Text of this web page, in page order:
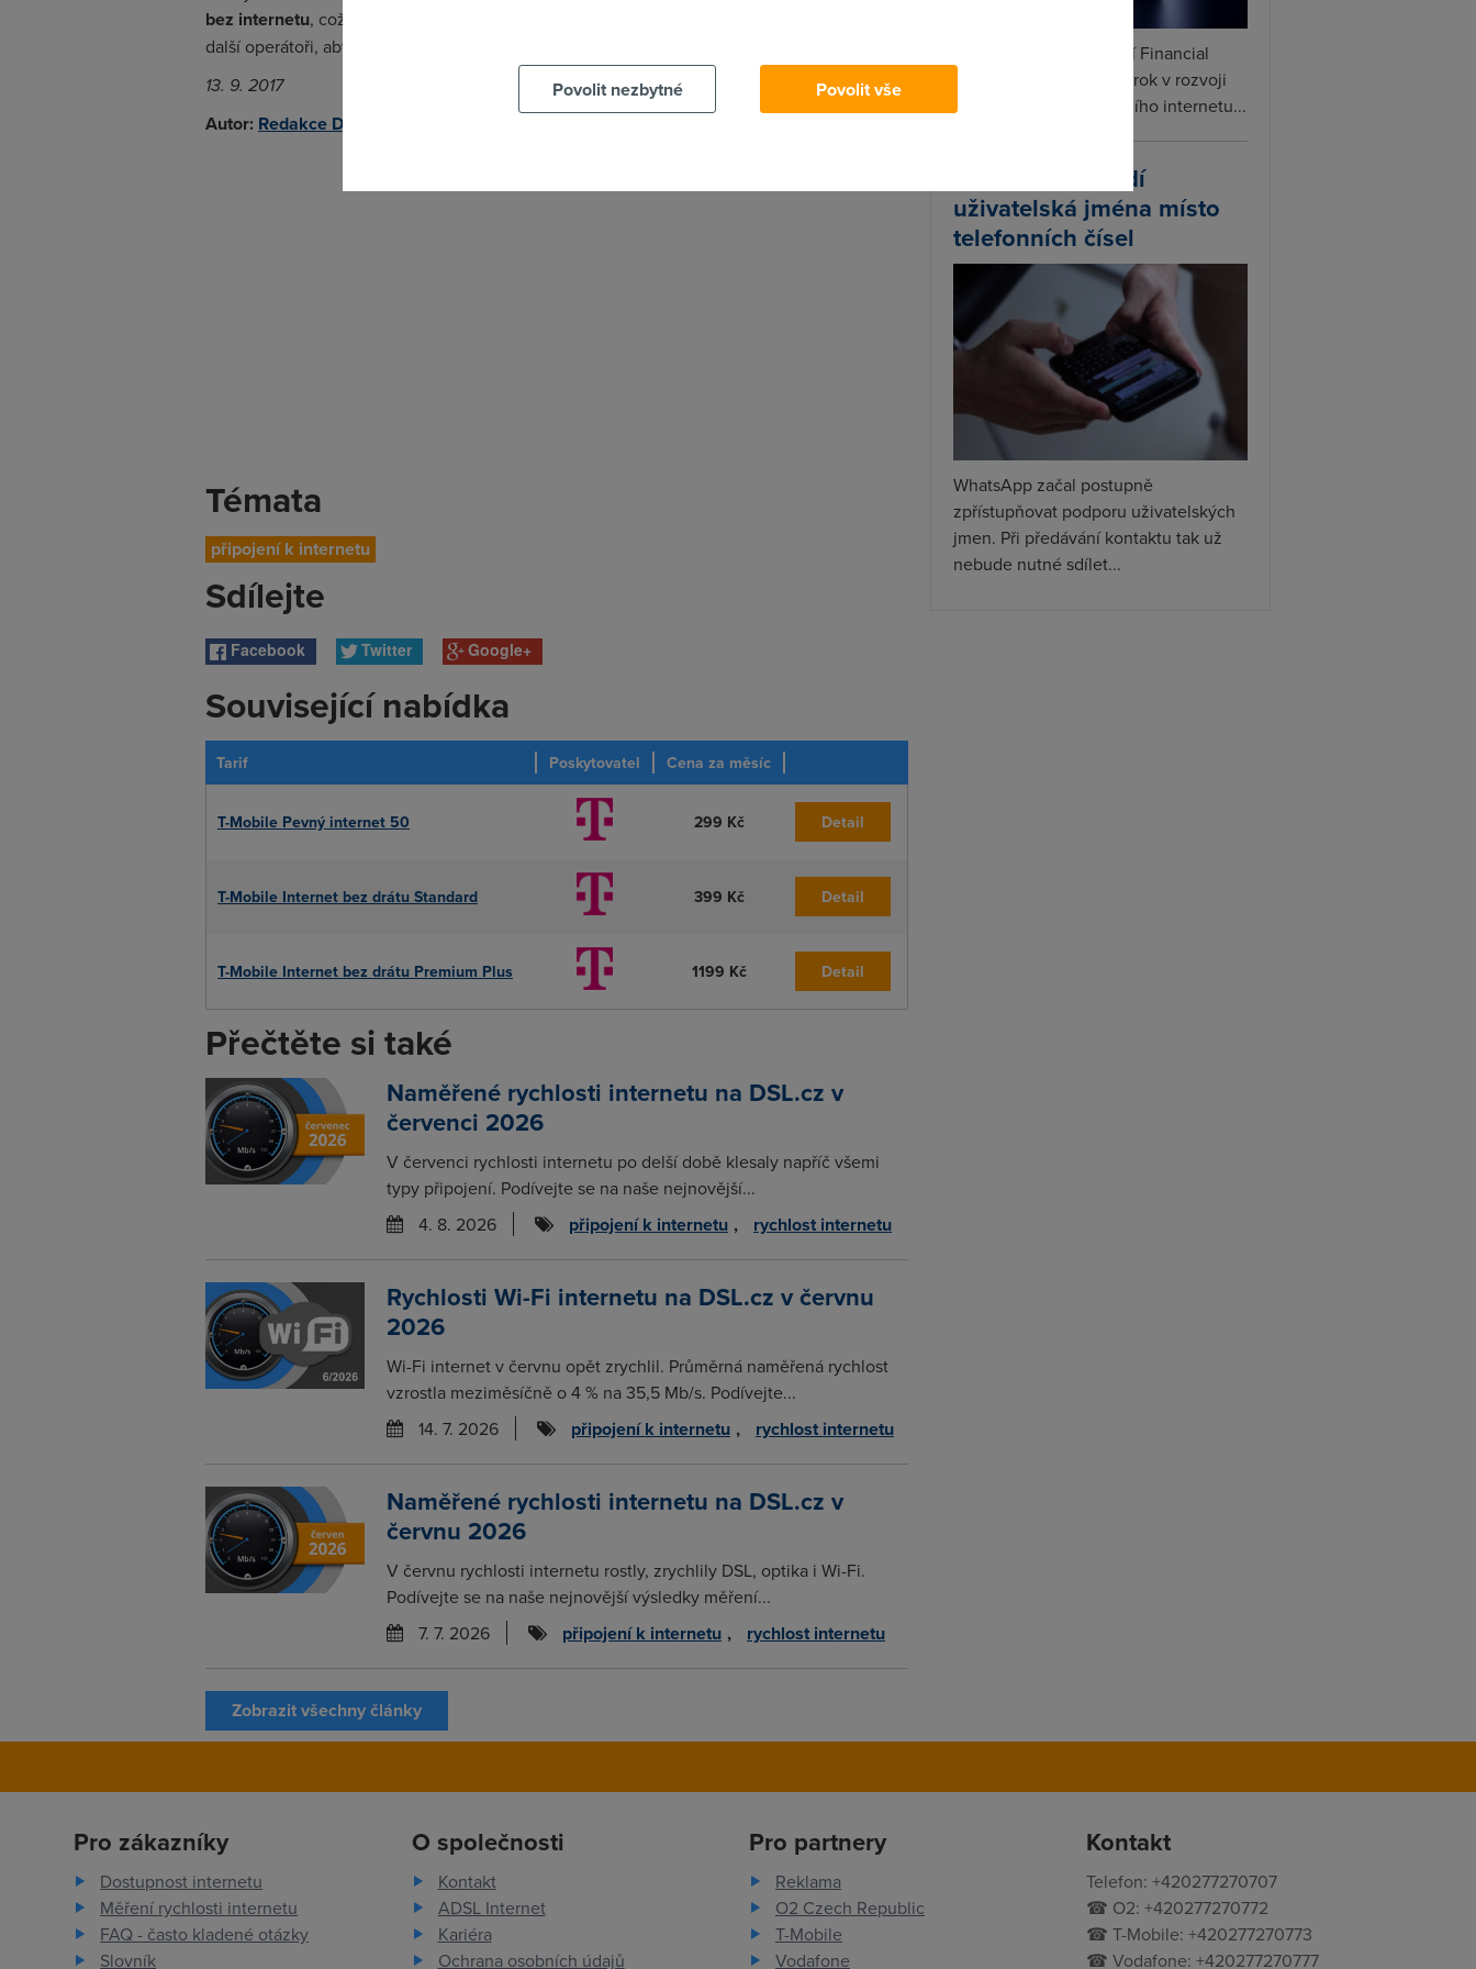
bez internetu, což je pro mnoho společností naprosto zásadní. Doufejme, že se přidají i
další operátoři, aby se z českého internetu stala takřka
13. 9. 2017
Autor: Redakce DSL.cz
Témata
připojení k internetu
Sdílejte
Facebook Twitter Google+
Související nabídka
Tarif Poskytovatel Cena za měsíc
T-Mobile Pevný internet 50 299 Kč Detail
T-Mobile Internet bez drátu Standard 399 Kč Detail
T-Mobile Internet bez drátu Premium Plus 1199 Kč Detail
Přečtěte si také
Naměřené rychlosti internetu na DSL.cz v
červenci 2026
V červenci rychlosti internetu po delší době klesaly napříč všemi
typy připojení. Podívejte se na naše nejnovější...
4. 8. 2026
připojení k internetu , rychlost internetu
Rychlosti Wi-Fi internetu na DSL.cz v červnu
2026
Wi-Fi internet v červnu opět zrychlil. Průměrná naměřená rychlost
vzrostla meziměsíčně o 4 % na 35,5 Mb/s. Podívejte...
14. 7. 2026
připojení k internetu , rychlost internetu
Naměřené rychlosti internetu na DSL.cz v
červnu 2026
V červnu rychlosti internetu rostly, zrychlily DSL, optika i Wi-Fi.
Podívejte se na naše nejnovější výsledky měření...
7. 7. 2026
připojení k internetu , rychlost internetu
Zobrazit všechny články
SpaceX podle informací Financial
Times připravuje další krok v rozvoji
Starlinku. Vedle satelitního internetu...
WhatsApp zavádí
uživatelská jména místo
telefonních čísel
WhatsApp začal postupně
zpřístupňovat podporu uživatelských
jmen. Při předávání kontaktu tak už
nebude nutné sdílet...
Pro zákazníky
Dostupnost internetu
Měření rychlosti internetu
FAQ - často kladené otázky
Slovník
O společnosti
Kontakt
ADSL Internet
Kariéra
Ochrana osobních údajů
Pro partnery
Reklama
O2 Czech Republic
T-Mobile
Vodafone
Kontakt
Telefon: +420277270707
☎ O2: +420277270772
☎ T-Mobile: +420277270773
☎ Vodafone: +420277270777
Povolit nezbytné
Povolit vše